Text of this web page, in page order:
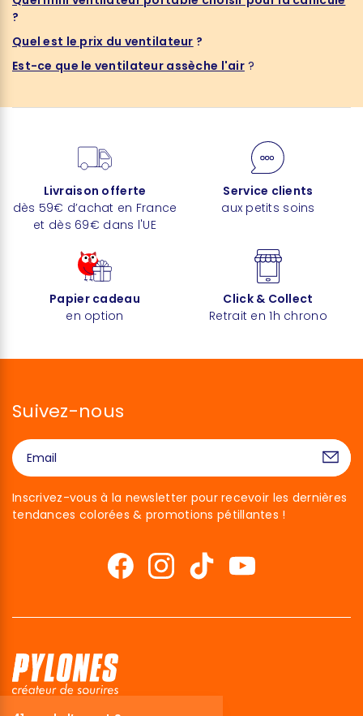
?
Quel est le prix du ventilateur ?
Est-ce que le ventilateur assèche l'air?
Livraison offerte
dès 59€ d’achat en France
et dès 69€ dans l'UE
Service clients
aux petits soins
Papier cadeau
en option
Click & Collect
Retrait en 1h chrono
Suivez-nous
Inscrivez-vous à la newsletter pour recevoir les dernières
tendances colorées & promotions pétillantes !